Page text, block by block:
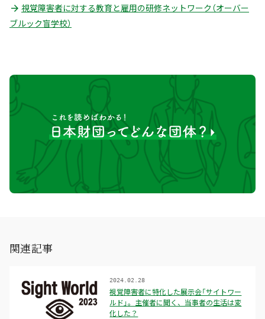
視覚障害者に対する教育と雇用の研修ネットワーク（オーバー
ブルック盲学校）
関連記事
視覚障害者に特化した展示会「サイトワー
ルド」。主催者に聞く、当事者の生活は変
化した？
2024.02.28